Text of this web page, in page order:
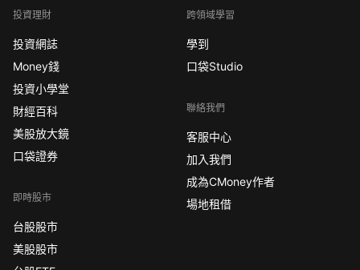
投資理財
投資網誌
Money錢
投資小學堂
財經百科
美股放大鏡
口袋證券
即時股市
台股股市
美股股市
跨領域學習
學到
口袋Studio
聯絡我們
客服中心
加入我們
成為CMoney作者
場地租借